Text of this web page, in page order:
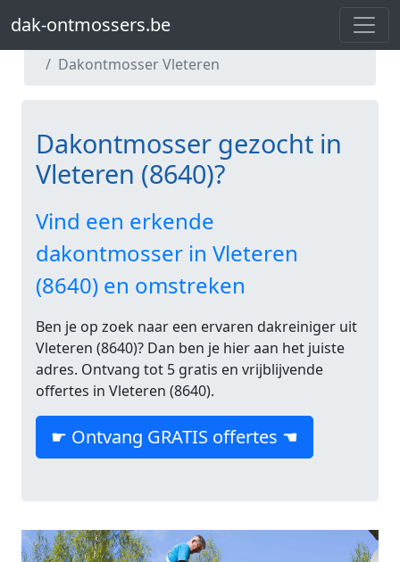
dak-ontmossers.be
dak-ontmossers.be
Dakontmosser Vleteren
Dakontmosser gezocht in
Vleteren (8640)?
Vind een erkende
dakontmosser in Vleteren
(8640) en omstreken
Ben je op zoek naar een ervaren dakreiniger uit
Vleteren (8640)? Dan ben je hier aan het juiste
adres. Ontvang tot 5 gratis en vrijblijvende
offertes in Vleteren (8640).
☛ Ontvang GRATIS offertes ☚